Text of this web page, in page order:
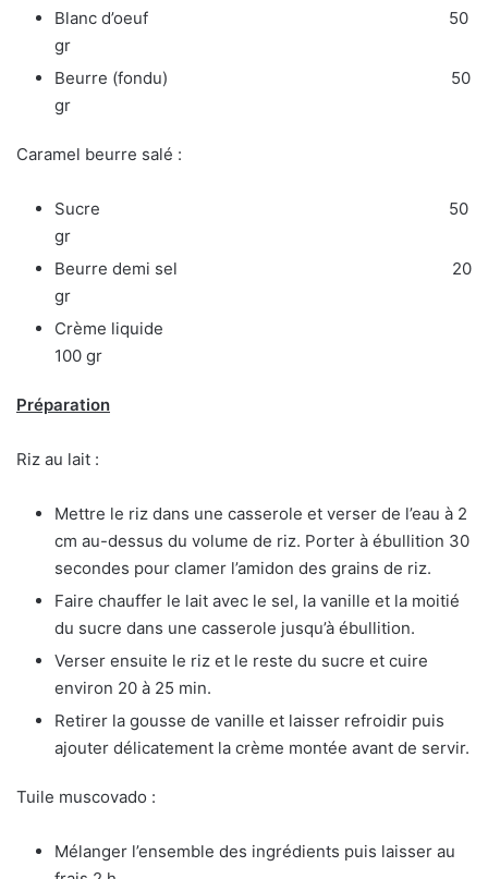
Blanc d’oeuf 50
gr
Beurre (fondu) 50
gr
Caramel beurre salé :
Sucre 50
gr
Beurre demi sel 20
gr
Crème liquide
100 gr
Préparation
Riz au lait :
Mettre le riz dans une casserole et verser de l’eau à 2
cm au-dessus du volume de riz. Porter à ébullition 30
secondes pour clamer l’amidon des grains de riz.
Faire chauffer le lait avec le sel, la vanille et la moitié
du sucre dans une casserole jusqu’à ébullition.
Verser ensuite le riz et le reste du sucre et cuire
environ 20 à 25 min.
Retirer la gousse de vanille et laisser refroidir puis
ajouter délicatement la crème montée avant de servir.
Tuile muscovado :
Mélanger l’ensemble des ingrédients puis laisser au